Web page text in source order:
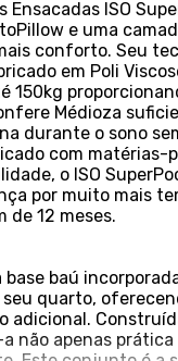
Ensacadas ISO
e uma
conforto. Seu
em Poli
150kg
Médioza
durante o sono
com matérias-
o ISO
por muito mais
de 12 meses.
base baú
quarto,
adicional.
não apenas prática